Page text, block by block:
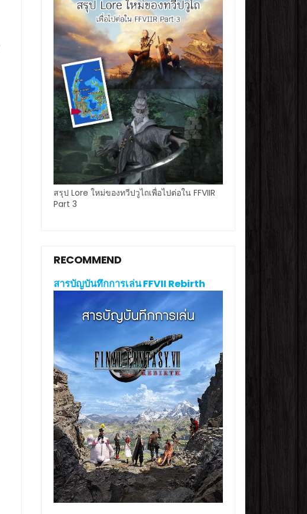
สรุป Lore ใหม่ของทวีปวูไถเพื่อไปต่อใน FFVIIR
Part 3
RECOMMEND
สารบัญบันทึกการเล่น FFVII Rebirth